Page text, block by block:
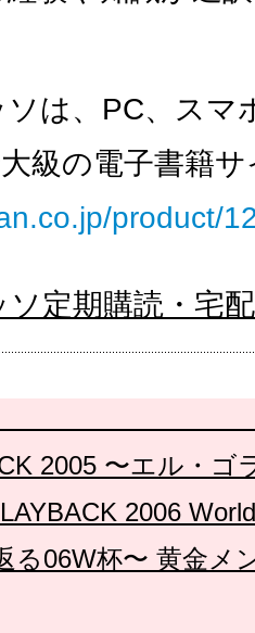
ソは、PC、スマ
級の電子書籍サ
product/
ソ定期購読・宅
2005 〜エル・ゴ
2006
る06W杯〜 黄金メ